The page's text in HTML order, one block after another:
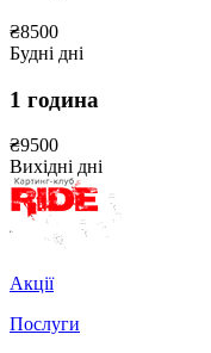
₴8500
Будні дні
1 година
₴9500
Вихідні дні
Акції
Послуги